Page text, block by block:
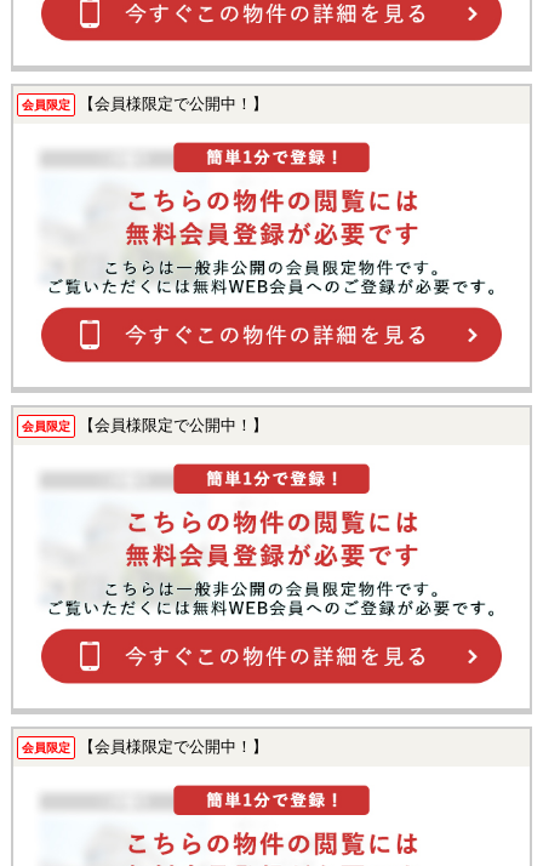
会員限定 【会員様限定で公開中！】
会員限定 【会員様限定で公開中！】
会員限定 【会員様限定で公開中！】